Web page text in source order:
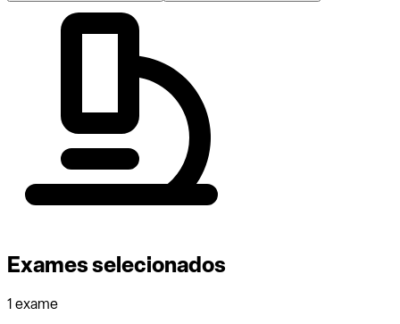
Exames selecionados
1 exame